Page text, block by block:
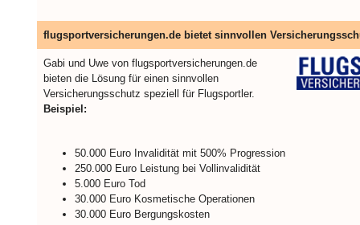
flugsportversicherungen.de bietet sinnvollen
Gabi und Uwe von flugsportversicherungen.de
bieten die Lösung für einen sinnvollen
Versicherungsschutz speziell für Flugsportler.
Beispiel:
50.000 Euro Invalidität mit 500% Progression
250.000 Euro Leistung bei Vollinvalidität
5.000 Euro Tod
30.000 Euro Kosmetische Operationen
30.000 Euro Bergungskosten